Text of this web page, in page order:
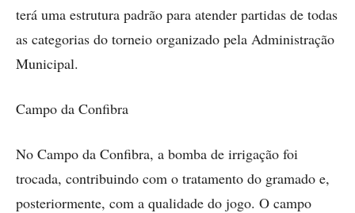
terá uma estrutura padrão para atender partidas de todas
as categorias do torneio organizado pela Administração
Municipal.
Campo da Confibra
No Campo da Confibra, a bomba de irrigação foi
trocada, contribuindo com o tratamento do gramado e,
posteriormente, com a qualidade do jogo. O campo